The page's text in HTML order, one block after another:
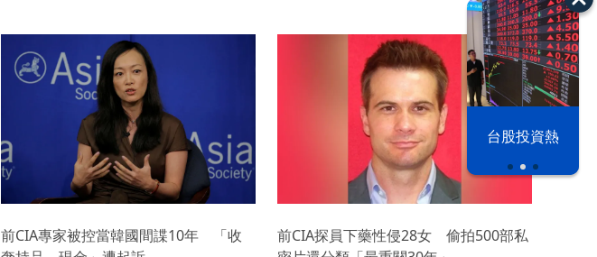
漢光42演習 台股投資熱
前CIA專家被控當韓國間諜10年 「收
前CIA探員下藥性侵28女 偷拍500部私